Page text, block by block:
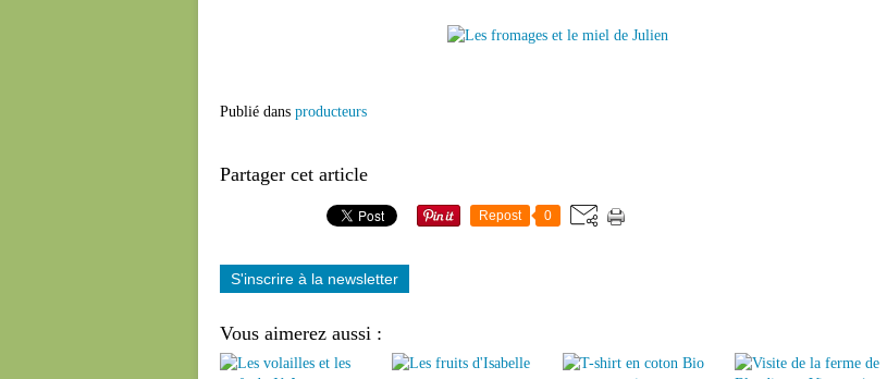
Publié dans producteurs
Partager cet article
Repost 0
S'inscrire à la newsletter
Vous aimerez aussi :